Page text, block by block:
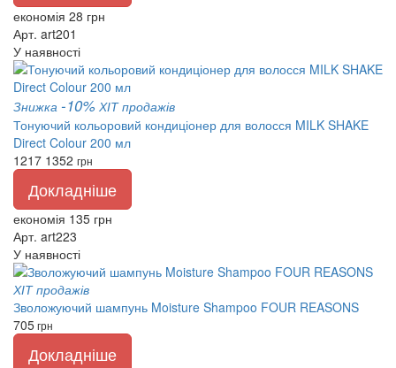
економія 28 грн
Арт. art201
У наявності
Знижка -10% ХІТ продажів
Тонуючий кольоровий кондиціонер для волосся MILK SHAKE
Direct Colour 200 мл
1217 1352 грн
Докладніше
економія 135 грн
Арт. art223
У наявності
ХІТ продажів
Зволожуючий шампунь Moisture Shampoo FOUR REASONS
705грн
Докладніше